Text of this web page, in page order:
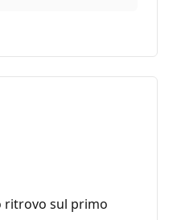
ritrovo sul primo